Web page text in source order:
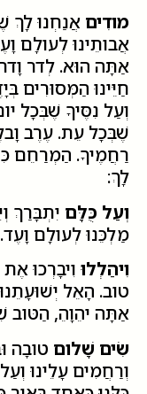
מודִים אֲנַחְנוּ לָךְ
אֲבותֵינוּ לְעולָם
אַתָּה הוּא. לְדר
חַיֵּינוּ הַמְּסוּרִים
וְעַל נִסֶּיךָ שֶׁבְּכָל
שֶׁבְּכָל עֵת. עֶרֶב
רַחֲמֶיךָ. הַמְרַחֵם
לָךְ:
וְעַל כֻּלָּם יִתְבָּרַךְ
מַלְכֵּנוּ לְעולָם
וִיהַלְלוּ וִיבָרְכוּ
טוב. הָאֵל
אַתָּה יהֵוָהֵ, הַטּוב
שִׂים שָׁלום טובָה
וְרַחֲמִים עָלֵינוּ